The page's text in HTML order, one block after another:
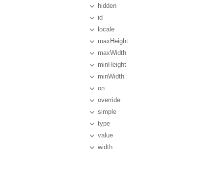
hidden
id
locale
maxHeight
maxWidth
minHeight
minWidth
on
override
simple
type
value
width